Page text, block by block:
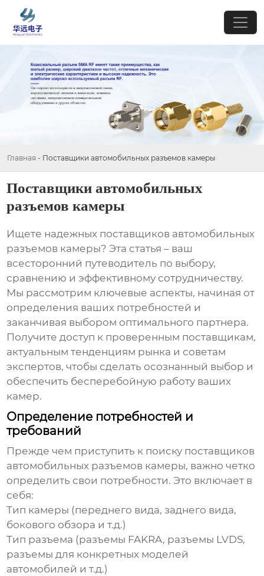
Главная - Поставщики автомобильных разъемов камеры
Поставщики автомобильных
разъемов камеры
Ищете надежных поставщиков автомобильных
разъемов камеры? Эта статья – ваш
всесторонний путеводитель по выбору,
сравнению и эффективному сотрудничеству.
Мы рассмотрим ключевые аспекты, начиная от
определения ваших потребностей и
заканчивая выбором оптимального партнера.
Получите доступ к проверенным поставщикам,
актуальным тенденциям рынка и советам
экспертов, чтобы сделать осознанный выбор и
обеспечить бесперебойную работу ваших
камер.
Определение потребностей и
требований
Прежде чем приступить к поиску поставщиков
автомобильных разъемов камеры, важно четко
определить свои потребности. Это включает в
себя:
Тип камеры (переднего вида, заднего вида,
бокового обзора и т.д.)
Тип разъема (разъемы FAKRA, разъемы LVDS,
разъемы для конкретных моделей
автомобилей и т.д.)